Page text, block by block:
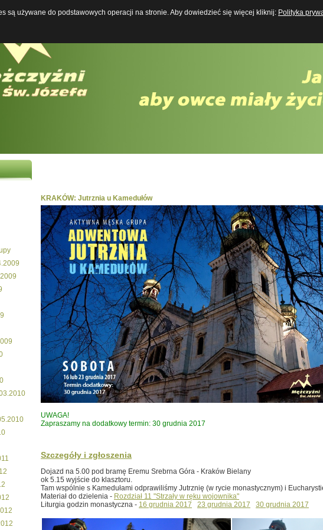
Boży Mężczyzna w XXI wieku
KRAKÓW: Jutrznia u Kamedułów
UWAGA!
Zapraszamy na dodatkowy termin: 30 grudnia 2017
Szczegóły i zgłoszenia
Dojazd na 5.00 pod bramę Eremu Srebrna Góra - Kraków Bielany
ok 5.15 wyjście do klasztoru.
Tam wspólnie s Kamedułami odprawiliśmy Jutrznię (w rycie monastycznym) i
Materiał do dzielenia - Rozdział 11 "Strzały w ręku wojownika"
Liturgia godzin monastyczna - 16 grudnia 2017 23 grudnia 2017 30 grudnia 2017
są używane do podstawowych operacji na stronie. Aby dowiedzieć się więcej kliknij: Polityka